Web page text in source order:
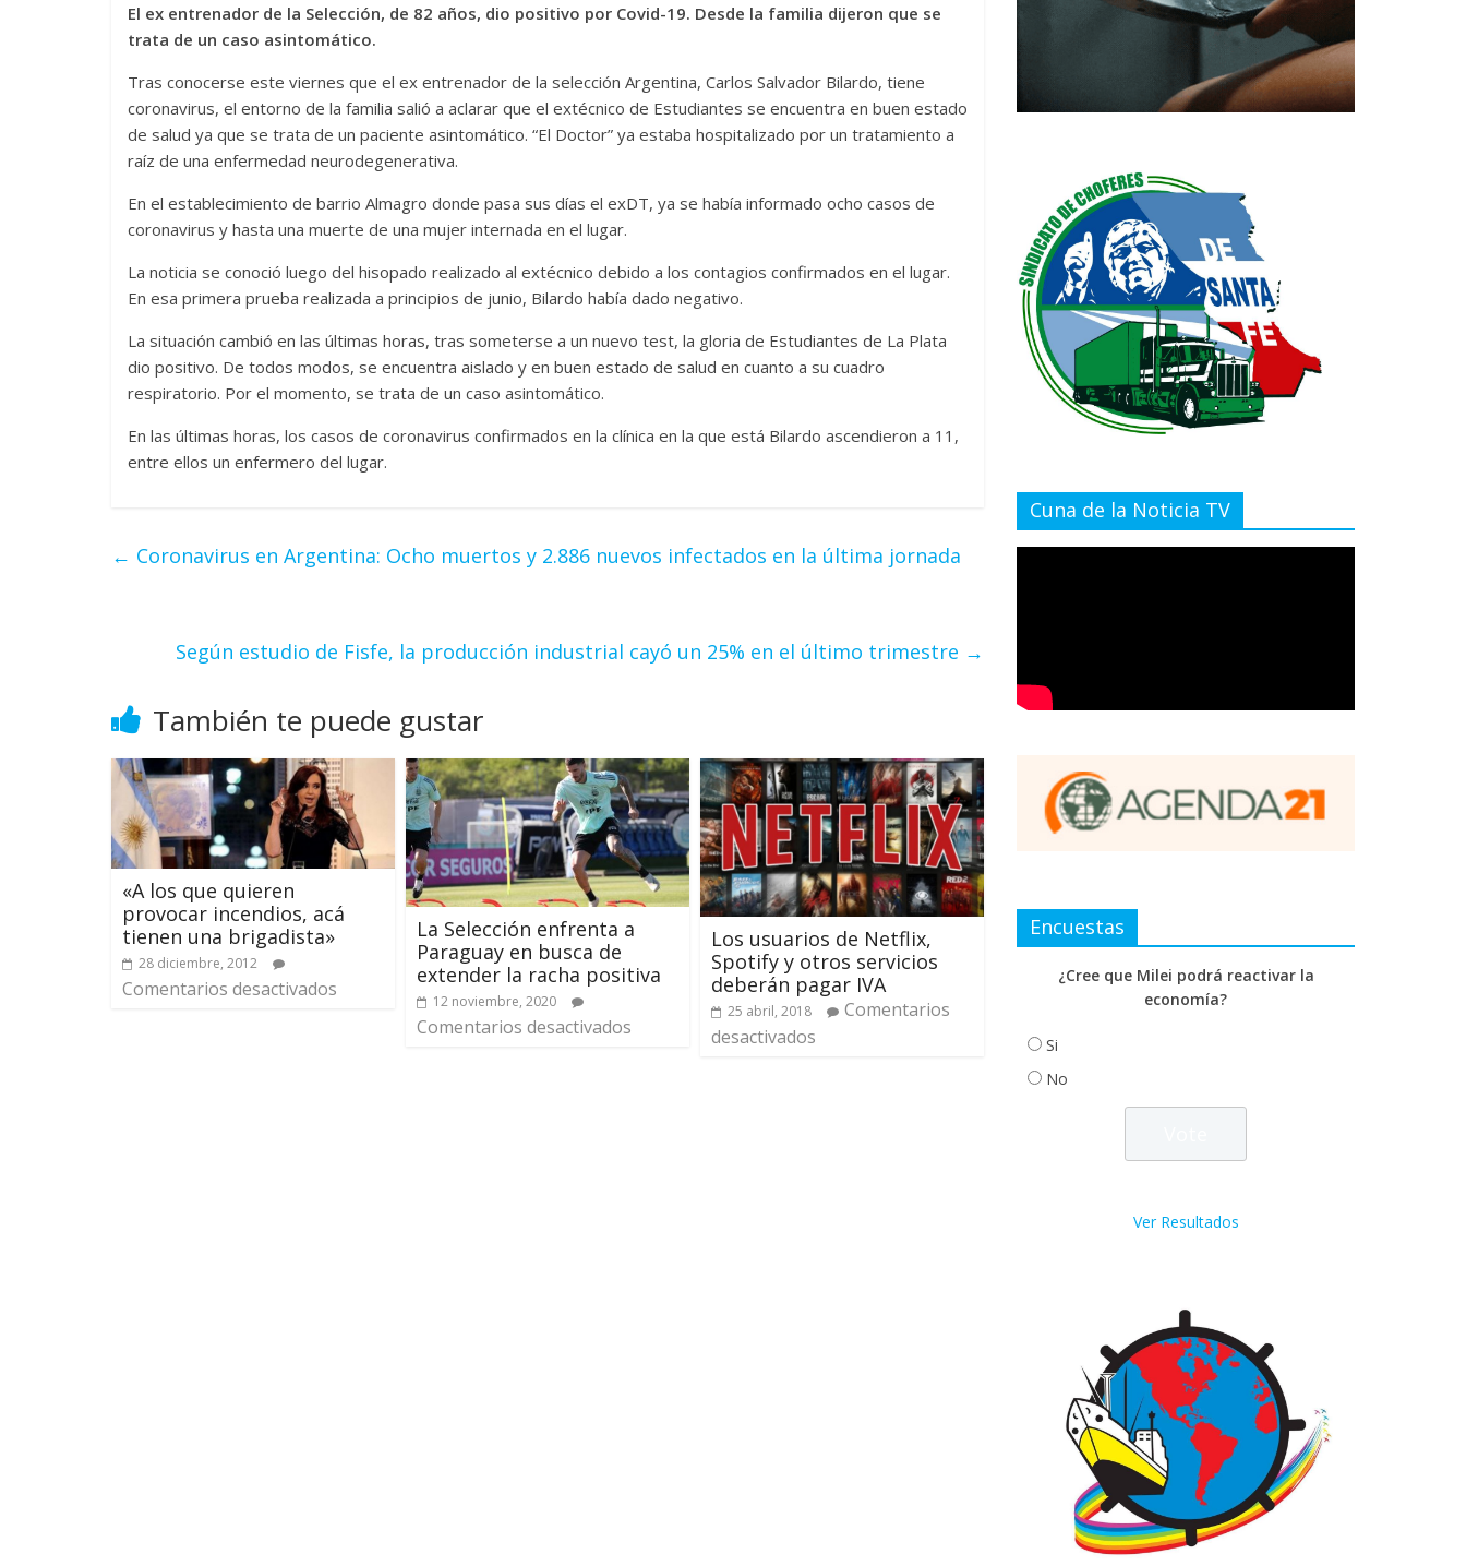
El ex entrenador de la Selección, de 82 años, dio positivo por Covid-19. Desde la familia dijeron que se
trata de un caso asintomático.
Tras conocerse este viernes que el ex entrenador de la selección Argentina, Carlos Salvador Bilardo, tiene
coronavirus, el entorno de la familia salió a aclarar que el extécnico de Estudiantes se encuentra en buen estado
de salud ya que se trata de un paciente asintomático. “El Doctor” ya estaba hospitalizado por un tratamiento a
raíz de una enfermedad neurodegenerativa.
En el establecimiento de barrio Almagro donde pasa sus días el exDT, ya se había informado ocho casos de
coronavirus y hasta una muerte de una mujer internada en el lugar.
La noticia se conoció luego del hisopado realizado al extécnico debido a los contagios confirmados en el lugar.
En esa primera prueba realizada a principios de junio, Bilardo había dado negativo.
La situación cambió en las últimas horas, tras someterse a un nuevo test, la gloria de Estudiantes de La Plata
dio positivo. De todos modos, se encuentra aislado y en buen estado de salud en cuanto a su cuadro
respiratorio. Por el momento, se trata de un caso asintomático.
En las últimas horas, los casos de coronavirus confirmados en la clínica en la que está Bilardo ascendieron a 11,
entre ellos un enfermero del lugar.
← Coronavirus en Argentina: Ocho muertos y 2.886 nuevos infectados en la última jornada
Según estudio de Fisfe, la producción industrial cayó un 25% en el último trimestre →
También te puede gustar
«A los que quieren
provocar incendios, acá
tienen una brigadista»
28 diciembre, 2012
Comentarios desactivados
La Selección enfrenta a
Paraguay en busca de
extender la racha positiva
12 noviembre, 2020
Comentarios desactivados
Los usuarios de Netflix,
Spotify y otros servicios
deberán pagar IVA
25 abril, 2018
Comentarios
desactivados
Cuna de la Noticia TV
Encuestas
¿Cree que Milei podrá reactivar la
economía?
Si
No
Ver Resultados